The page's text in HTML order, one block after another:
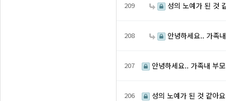
209 성의 노예가 된 것
208 안녕하세요.. 가족
207 안녕하세요.. 가족내 부
206 성의 노예가 된 것 같아